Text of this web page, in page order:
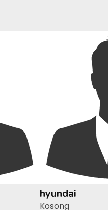
hyundai
Kosong